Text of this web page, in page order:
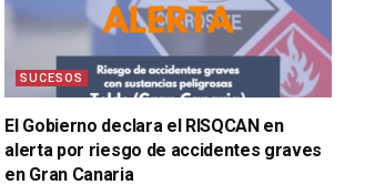
SUCESOS
El Gobierno declara el RISQCAN en
alerta por riesgo de accidentes graves
en Gran Canaria